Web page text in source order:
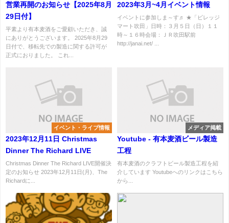
営業再開のお知らせ【2025年8月
29日付】
平素より有本麦酒をご愛顧いただき、誠
にありがとうございます。 2025年8月29
日付で、移転先での製造に関する許可が
正式におりました。 これ...
2023年3月~4月イベント情報
イベントに参加しま～す♬ ★「ビレッジ
マート吹田」日時：３月５日（日）１１
時～１６時会場：ＪＲ吹田駅前
http://janai.net/ ...
イベント・ライブ情報
2023年12月11日 Christmas
Dinner The Richard LIVE
Christmas Dinner The Richard LIVE開催決
定のお知らせ 2023年12月11日(月)、The
Richardに...
メディア掲載
Youtube - 有本麦酒ビール製造
工程
有本麦酒のクラフトビール製造工程を紹
介しています Youtubeへのリンクはこちら
から...